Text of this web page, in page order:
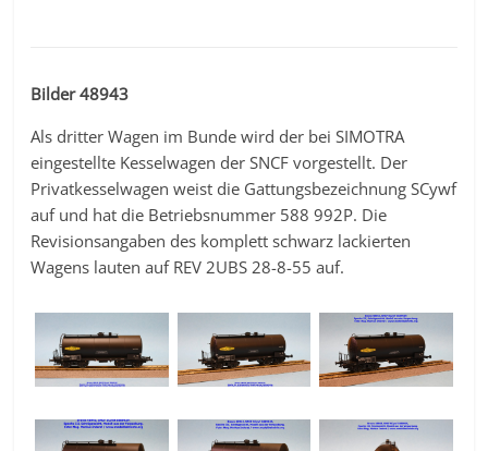
Bilder 48943
Als dritter Wagen im Bunde wird der bei SIMOTRA
eingestellte Kesselwagen der SNCF vorgestellt. Der
Privatkesselwagen weist die Gattungsbezeichnung SCywf
auf und hat die Betriebsnummer 588 992P. Die
Revisionsangaben des komplett schwarz lackierten
Wagens lauten auf REV 2UBS 28-8-55 auf.